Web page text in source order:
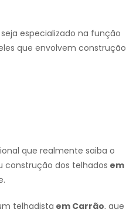
especializado na função
que envolvem construção
que realmente saiba o
construção dos telhados em
telhadista em Carrão, que